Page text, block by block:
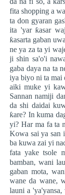
fita shopping a
ta don gyaran
ita 'yar ƙasar
ƙasarta gaban
ne ya za ta yi
ji shin sa'o'i
gaba daya na ta
iya biyo ni ta mai
aiki muke yi
Sannan namiji
da shi daidai
ƙare? In kuma
yi? Har ma fa ta
Kowa sai ya san
ba kuwa zai yi
fata yake tsole
bamban, wani
gaban mota,
wane da wane,
launi a